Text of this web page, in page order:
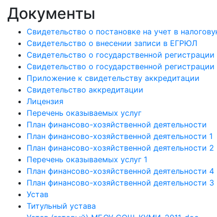
Документы
Свидетельство о постановке на учет в
Свидетельство о внесении записи в ЕГРЮЛ
Свидетельство о государственной регистрации
Свидетельство о государственной регистрации
Приложение к свидетельству аккредитации
Свидетельство аккредитации
Лицензия
Перечень оказываемых услуг
План финансово-хозяйственной деятельности
План финансово-хозяйственной деятельности 1
План финансово-хозяйственной деятельности 2
Перечень оказываемых услуг 1
План финансово-хозяйственной деятельности 4
План финансово-хозяйственной деятельности 3
Устав
Титульный устава